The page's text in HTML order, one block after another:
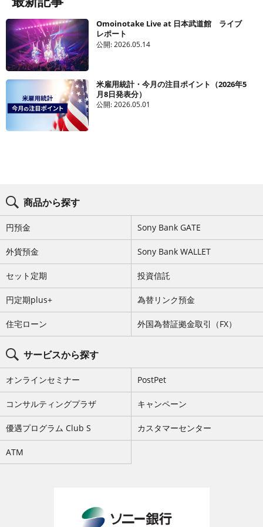
Omoinotake Live at 日本武道館 ライブ
レポート
公開:2026.05.14
米雇用統計・今月の注目ポイント（2026年5
月8日発表分）
公開:2026.05.01
コ
ン
ニ
キ
商品から探す
円預金 Sony Bank GATE
外貨預金 Sony Bank WALLET
セット定期 投資信託
円定期plus+ 為替リンク預金
住宅ローン 外国為替証拠金取引（FX）
サービスから探す
オンラインセミナー PostPet
コンサルティングプラザ キャンペーン
優遇プログラム Club S カスタマーセンター
ATM